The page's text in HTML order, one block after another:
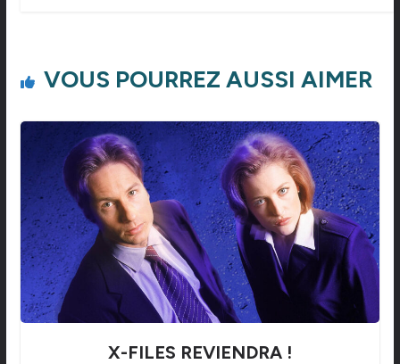
VOUS POURREZ AUSSI AIMER
X-FILES REVIENDRA !